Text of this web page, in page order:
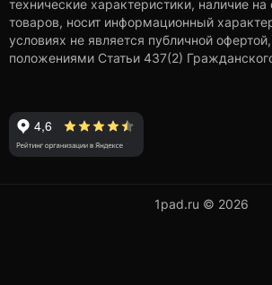
технические характеристики, наличие
товаров, носит информационный
условиях не является публичной
положениями Статьи 437(2)
1pad.ru © 2026